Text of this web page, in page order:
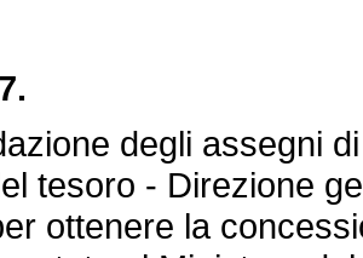
degli assegni
tesoro - Direzione
ottenere la